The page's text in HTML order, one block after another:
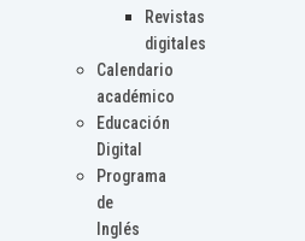
Revistas
digitales
Calendario
académico
Educación
Digital
Programa
de
Inglés